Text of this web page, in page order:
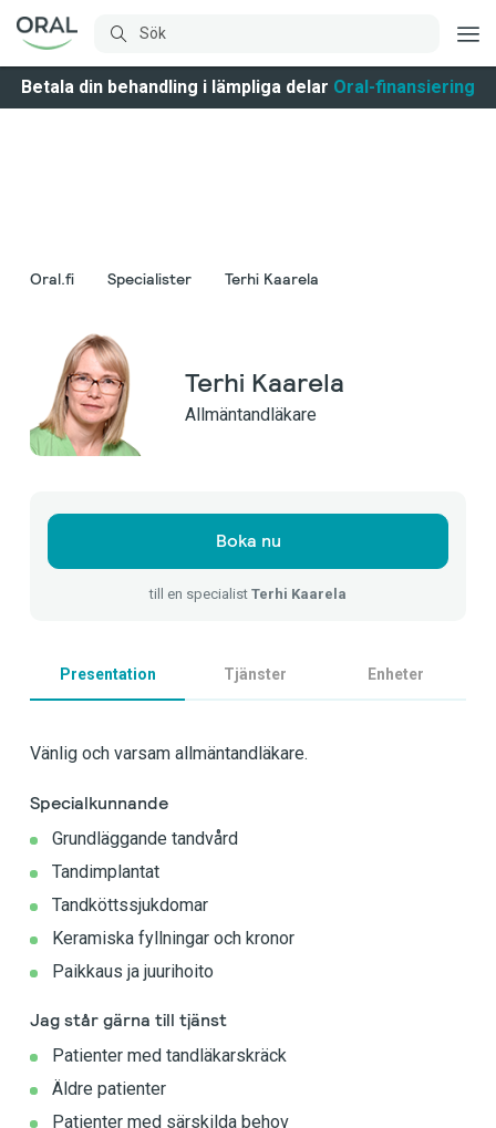
Betala din behandling i lämpliga delar Oral-finansiering
Oral.fi Specialister Terhi Kaarela
Terhi Kaarela
Allmäntandläkare
Boka nu
till en specialist Terhi Kaarela
Presentation Tjänster Enheter
Vänlig och varsam allmäntandläkare.
Specialkunnande
Grundläggande tandvård
Tandimplantat
Tandköttssjukdomar
Keramiska fyllningar och kronor
Paikkaus ja juurihoito
Jag står gärna till tjänst
Patienter med tandläkarskräck
Äldre patienter
Patienter med särskilda behov